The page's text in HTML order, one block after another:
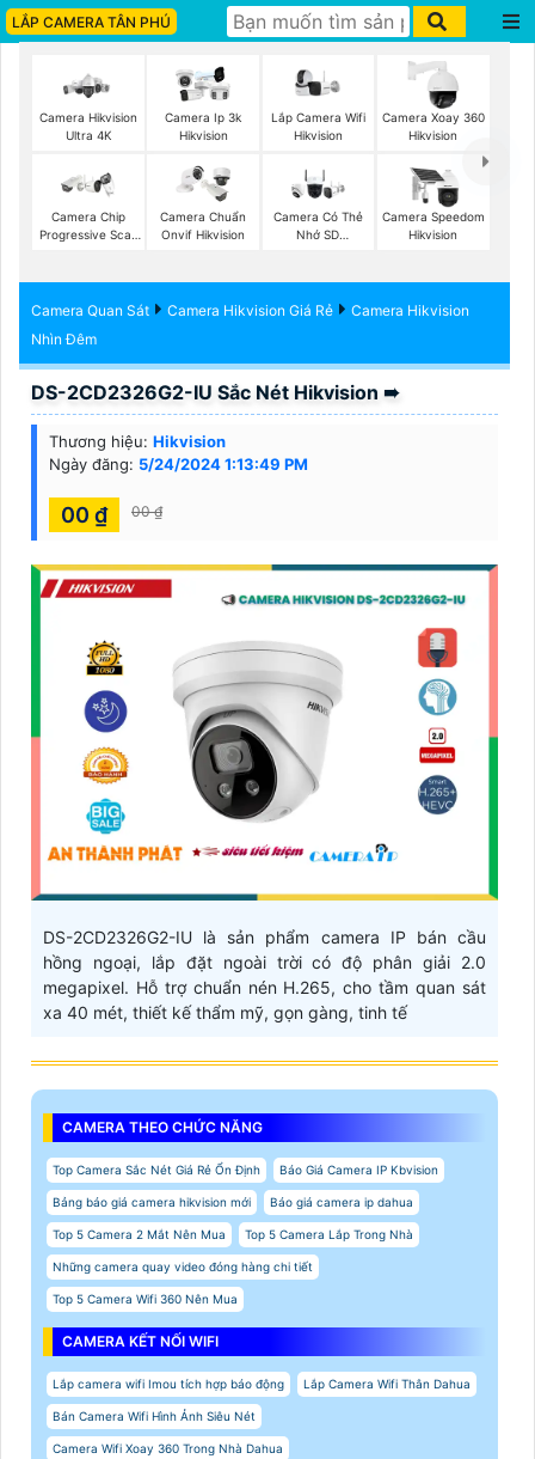
LẮP CAMERA TÂN PHÚ
Camera Hikvision
Ultra 4K
Camera Ip 3k
Hikvision
Lắp Camera Wifi
Hikvision
Camera Xoay 360
Hikvision
Camera Chip
Progressive Scan
Camera Chuẩn
Onvif Hikvision
Camera Có Thẻ
Nhớ SD
Camera Speedom
Hikvision
Camera Quan Sát Camera Hikvision Giá Rẻ
Camera Hikvision
Nhìn Đêm
DS-2CD2326G2-IU Sắc Nét Hikvision ➠
Thương hiệu: Hikvision
Ngày đăng: 5/24/2024 1:13:49 PM
00 ₫ 00 ₫
DS-2CD2326G2-IU là sản phẩm camera IP bán cầu
hồng ngoại, lắp đặt ngoài trời có độ phân giải 2.0
megapixel. Hỗ trợ chuẩn nén H.265, cho tầm quan sát
xa 40 mét, thiết kế thẩm mỹ, gọn gàng, tinh tế
CAMERA THEO CHỨC NĂNG
Top Camera Sắc Nét Giá Rẻ Ổn Định Báo Giá Camera IP Kbvision
Bảng báo giá camera hikvision mới Báo giá camera ip dahua
Top 5 Camera 2 Mắt Nên Mua Top 5 Camera Lắp Trong Nhà
Những camera quay video đóng hàng chi tiết
Top 5 Camera Wifi 360 Nên Mua
CAMERA KẾT NỐI WIFI
Lắp camera wifi Imou tích hợp báo động Lắp Camera Wifi Thân Dahua
Bán Camera Wifi Hình Ảnh Siêu Nét
Camera Wifi Xoay 360 Trong Nhà Dahua